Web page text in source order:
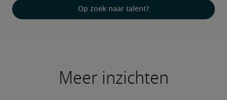
Op zoek naar talent?
Meer inzichten